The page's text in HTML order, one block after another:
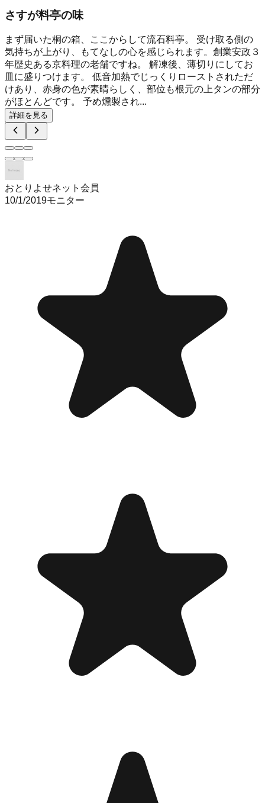
さすが料亭の味
まず届いた桐の箱、ここからして流石料亭。 受け取る側の
気持ちが上がり、もてなしの心を感じられます。創業安政３
年歴史ある京料理の老舗ですね。 解凍後、薄切りにしてお
皿に盛りつけます。 低音加熱でじっくりローストされただ
けあり、赤身の色が素晴らしく、部位も根元の上タンの部分
がほとんどです。 予め燻製され...
詳細を見る
おとりよせネット会員
10/1/2019モニター